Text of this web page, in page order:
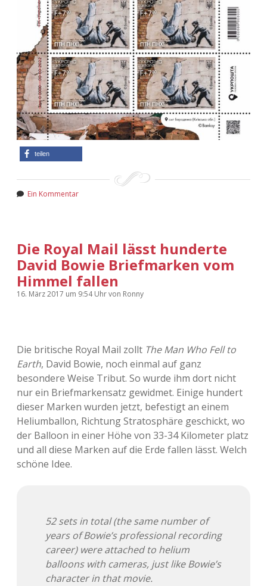
teilen
Ein Kommentar
Die Royal Mail lässt hunderte
David Bowie Briefmarken vom
Himmel fallen
16. März 2017 um 9:54 Uhrvon Ronny
Die britische Royal Mail zollt The Man Who Fell to
Earth, David Bowie, noch einmal auf ganz
besondere Weise Tribut. So wurde ihm dort nicht
nur ein Briefmarkensatz gewidmet. Einige hundert
dieser Marken wurden jetzt, befestigt an einem
Heliumballon, Richtung Stratosphäre geschickt, wo
der Balloon in einer Höhe von 33-34 Kilometer platz
und all diese Marken auf die Erde fallen lässt. Welch
schöne Idee.
52 sets in total (the same number of
years of Bowie’s professional recording
career) were attached to helium
balloons with cameras, just like Bowie’s
character in that movie.